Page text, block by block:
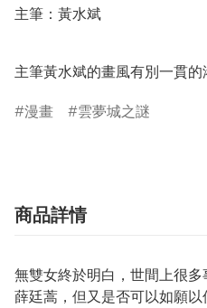
主筆：黃水斌
主筆黃水斌的畫風有別一貫的
漫畫 雲夢城之謎
商品詳情
無雙女終於明白，世間上很
薛廷蒿，但又是否可以如願以